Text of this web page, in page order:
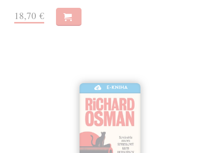
18,70 €
E-KNIHA